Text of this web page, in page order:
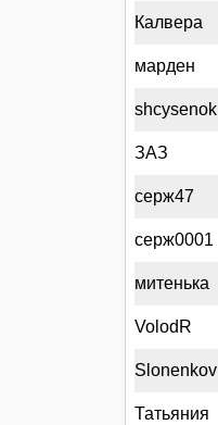
Калвера
марден
shcysenok
ЗАЗ
серж47
серж0001
митенька
VolodR
Slonenkov
Татьяния